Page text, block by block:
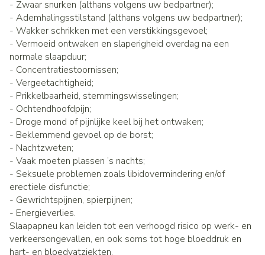
- Zwaar snurken (althans volgens uw bedpartner);
- Ademhalingsstilstand (althans volgens uw bedpartner);
- Wakker schrikken met een verstikkingsgevoel;
- Vermoeid ontwaken en slaperigheid overdag na een
normale slaapduur;
- Concentratiestoornissen;
- Vergeetachtigheid;
- Prikkelbaarheid, stemmingswisselingen;
- Ochtendhoofdpijn;
- Droge mond of pijnlijke keel bij het ontwaken;
- Beklemmend gevoel op de borst;
- Nachtzweten;
- Vaak moeten plassen ’s nachts;
- Seksuele problemen zoals libidovermindering en/of
erectiele disfunctie;
- Gewrichtspijnen, spierpijnen;
- Energieverlies.
Slaapapneu kan leiden tot een verhoogd risico op werk- en
verkeersongevallen, en ook soms tot hoge bloeddruk en
hart- en bloedvatziekten.